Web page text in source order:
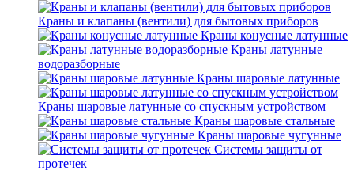
Краны и клапаны (вентили) для бытовых приборов
Краны конусные латунные
Краны латунные
водоразборные
Краны шаровые латунные
Краны шаровые латунные со спускным устройством
Краны шаровые стальные
Краны шаровые чугунные
Системы защиты от
протечек